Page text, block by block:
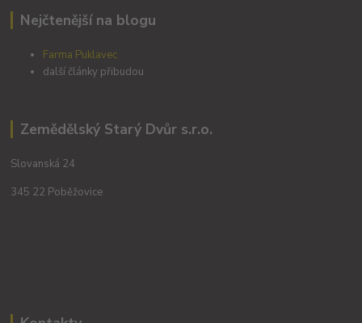
Nejčtenější na blogu
Farma Puklavec
další články přibudou
Zemědělský Starý Dvůr s.r.o.
Slovanská 24
345 22 Poběžovice